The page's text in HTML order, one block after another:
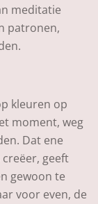
meditatie
patronen,
kleuren op
moment, weg
Dat ene
geeft
gewoon te
voor even, de